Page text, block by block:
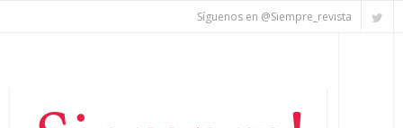
Síguenos en @Siempre_revista